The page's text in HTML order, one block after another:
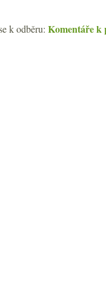
k odběru: Komentáře k